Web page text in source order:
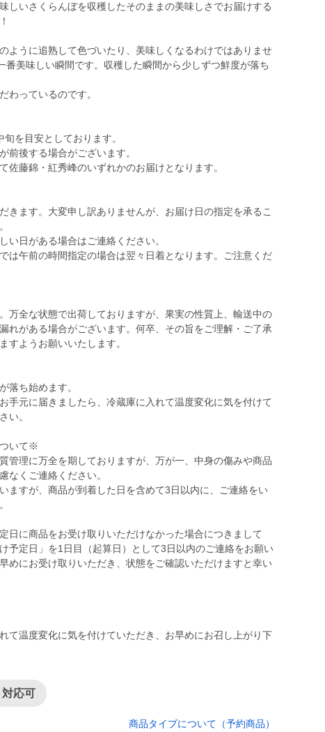
しいさくらんぼを収穫したそのままの美味しさでお届けする
ように追熟して色づいたり、美味しくなるわけではありませ
番美味しい瞬間です。収穫した瞬間から少しずつ鮮度が落ち
わっているのです。
を目安としております。
前後する場合がございます。
佐藤錦・紅秀峰のいずれかのお届けとなります。
きます。大変申し訳ありませんが、お届け日の指定を承るこ
い日がある場合はご連絡ください。
は午前の時間指定の場合は翌々日着となります。ご注意くだ
万全な状態で出荷しておりますが、果実の性質上、輸送中の
れがある場合がございます。何卒、その旨をご理解・ご了承
すようお願いいたします。
落ち始めます。
手元に届きましたら、冷蔵庫に入れて温度変化に気を付けて
い。
いて※
管理に万全を期しておりますが、万が一、中身の傷みや商品
なくご連絡ください。
ますが、商品が到着した日を含めて3日以内に、ご連絡をい
日に商品をお受け取りいただけなかった場合につきまして
予定日」を1日目（起算日）として3日以内のご連絡をお願い
めにお受け取りいただき、状態をご確認いただけますと幸い
て温度変化に気を付けていただき、お早めにお召し上がり下
応可
商品タイプについて（予約商品）